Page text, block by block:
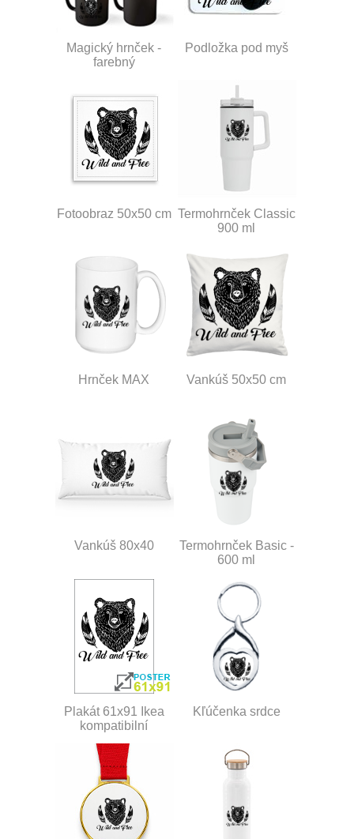
Magický hrnček -
farebný
Podložka pod myš
Fotoobraz 50x50 cm Termohrnček Classic
900 ml
Hrnček MAX Vankúš 50x50 cm
Vankúš 80x40
Termohrnček Basic -
600 ml
Plakát 61x91 Ikea
kompatibilní
Kľúčenka srdce